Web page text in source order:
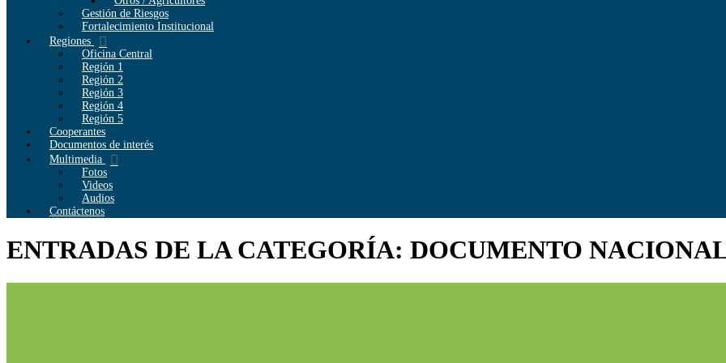
Gestión de Riesgos
Fortalecimiento Institucional
Regiones
Oficina Central
Región 1
Región 2
Región 3
Región 4
Región 5
Cooperantes
Documentos de interés
Multimedia
Fotos
Videos
Audios
Contáctenos
ENTRADAS DE LA CATEGORÍA: DOCUMENTO